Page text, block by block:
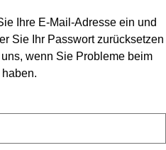
Ihre E-Mail-Adresse ein und
Sie Ihr Passwort zurücksetzen
wenn Sie Probleme beim